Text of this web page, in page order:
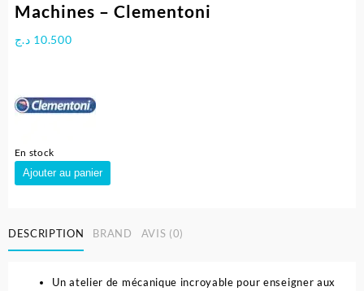
Machines – Clementoni
10.500 د.ج
En stock
quantité
de
de
Mécanique,
Ajouter au panier
DESCRIPTION BRAND AVIS (0)
Un atelier de mécanique incroyable pour enseigner aux